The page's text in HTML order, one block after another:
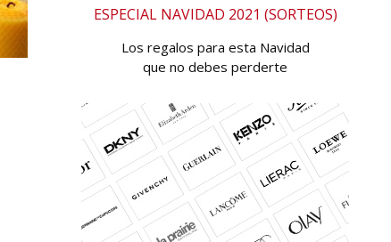
ESPECIAL NAVIDAD 2021 (SORTEOS)
Los regalos para esta Navidad
que no debes perderte